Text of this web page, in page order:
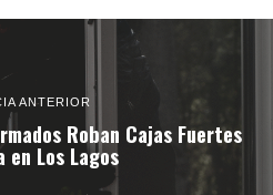
ANTERIOR
Roban Cajas Fuertes
en Los Lagos